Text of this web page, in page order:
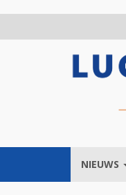
NIEUWS